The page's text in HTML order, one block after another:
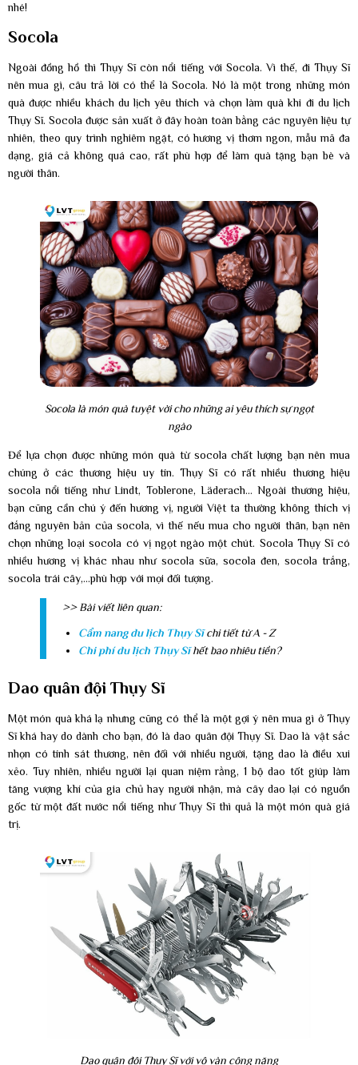
nhé!
Socola
Ngoài đồng hồ thì Thụy Sĩ còn nổi tiếng với Socola. Vì thế, đi Thụy Sĩ
nên mua gì, câu trả lời có thể là Socola. Nó là một trong những món
quà được nhiều khách du lịch yêu thích và chọn làm quà khi đi du lịch
Thụy Sĩ. Socola được sản xuất ở đây hoàn toàn bằng các nguyên liệu tự
nhiên, theo quy trình nghiêm ngặt, có hương vị thơm ngon, mẫu mã đa
dạng, giá cả không quá cao, rất phù hợp để làm quà tặng bạn bè và
người thân.
Socola là món quà tuyệt vời cho những ai yêu thích sự ngọt
ngào
Để lựa chọn được những món quà từ socola chất lượng bạn nên mua
chúng ở các thương hiệu uy tín. Thụy Sĩ có rất nhiều thương hiệu
socola nổi tiếng như Lindt, Toblerone, Läderach… Ngoài thương hiệu,
bạn cũng cần chú ý đến hương vị, người Việt ta thường không thích vị
đắng nguyên bản của socola, vì thế nếu mua cho người thân, bạn nên
chọn những loại socola có vị ngọt ngào một chút. Socola Thụy Sĩ có
nhiều hương vị khác nhau như socola sữa, socola đen, socola trắng,
socola trái cây,...phù hợp với mọi đối tượng.
>> Bài viết liên quan:
Cẩm nang du lịch Thụy Sĩchi tiết từ A - Z
Chi phí du lịch Thụy Sĩhết bao nhiêu tiền?
Dao quân đội Thụy Sĩ
Một món quà khá lạ nhưng cũng có thể là một gợi ý nên mua gì ở Thụy
Sĩ khá hay do dành cho bạn, đó là dao quân đội Thụy Sĩ. Dao là vật sắc
nhọn có tính sát thương, nên đối với nhiều người, tặng dao là điều xui
xẻo. Tuy nhiên, nhiều người lại quan niệm rằng, 1 bộ dao tốt giúp làm
tăng vượng khí của gia chủ hay người nhận, mà cây dao lại có nguồn
gốc từ một đất nước nổi tiếng như Thụy Sĩ thì quả là một món quà giá
trị.
Dao quân đội Thụy Sĩ với vô vàn công năng